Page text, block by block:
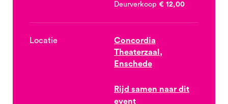
Deurverkoop € 12,00
Locatie
Concordia
Theaterzaal,
Enschede
Rijd samen naar dit
event